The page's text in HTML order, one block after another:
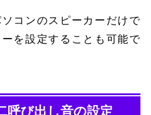
コンのスピーカーだけで
を設定することも可能で
呼び出し音の設定